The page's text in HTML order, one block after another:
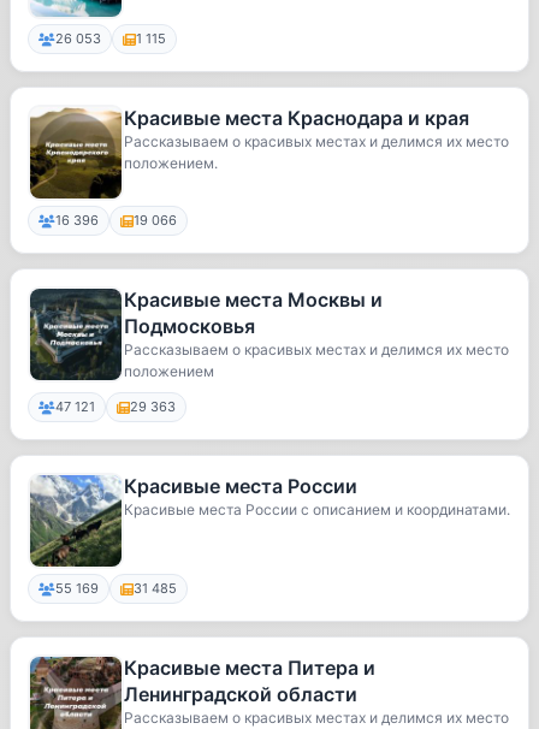
26 053 1 115
Красивые места Краснодара и края
Рассказываем о красивых местах и делимся их место
положением.
16 396 19 066
Красивые места Москвы и
Подмосковья
Рассказываем о красивых местах и делимся их место
положением
47 121 29 363
Красивые места России
Красивые места России с описанием и координатами.
55 169 31 485
Красивые места Питера и
Ленинградской области
Рассказываем о красивых местах и делимся их место